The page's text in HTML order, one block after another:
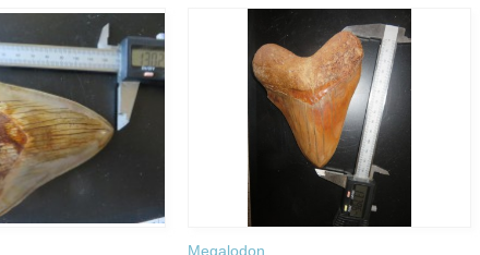
Megalodon